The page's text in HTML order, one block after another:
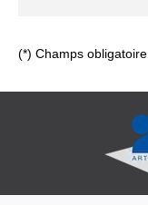
(*) Champs obligatoire